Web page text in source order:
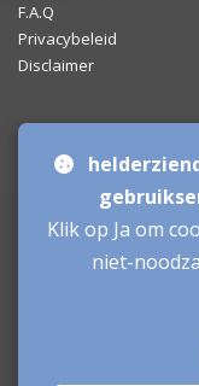
F.A.Q
Privacybeleid
Disclaimer
Mediumchat
Helderzienden
Klik op Ja om
niet-